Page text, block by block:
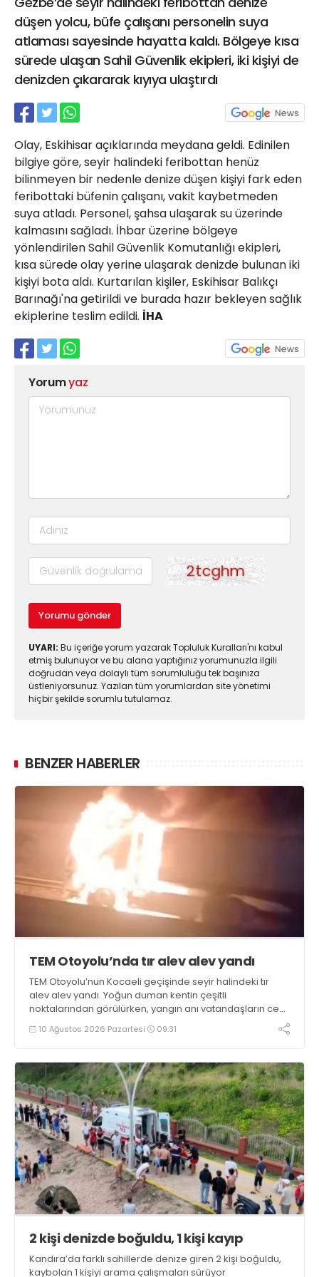
düşen yolcu, büfe çalışanı personelin suya
atlaması sayesinde hayatta kaldı. Bölgeye kısa
sürede ulaşan Sahil Güvenlik ekipleri, iki kişiyi de
denizden çıkararak kıyıya ulaştırdı
Olay, Eskihisar açıklarında meydana geldi. Edinilen
bilgiye göre, seyir halindeki feribottan henüz
bilinmeyen bir nedenle denize düşen kişiyi fark eden
feribottaki büfenin çalışanı, vakit kaybetmeden
suya atladı. Personel, şahsa ulaşarak su üzerinde
kalmasını sağladı. İhbar üzerine bölgeye
yönlendirilen Sahil Güvenlik Komutanlığı ekipleri,
kısa sürede olay yerine ulaşarak denizde bulunan iki
kişiyi bota aldı. Kurtarılan kişiler, Eskihisar Balıkçı
Barınağı'na getirildi ve burada hazır bekleyen sağlık
ekiplerine teslim edildi. İHA
Yorumyaz
Yorumu gönder
UYARI: Bu içeriğe yorum yazarak Topluluk Kuralları'nı kabul
etmiş bulunuyor ve bu alana yaptığınız yorumunuzla ilgili
doğrudan veya dolaylı tüm sorumluluğu tek başınıza
üstleniyorsunuz. Yazılan tüm yorumlardan site yönetimi
hiçbir şekilde sorumlu tutulamaz.
BENZER HABERLER
TEM Otoyolu’nda tır alev alev yandı
TEM Otoyolu’nun Kocaeli geçişinde seyir halindeki tır
alev alev yandı. Yoğun duman kentin çeşitli
noktalarından görülürken, yangın anı vatandaşların cep
telefonu kameralarına yansıdı
10 Ağustos 2026 Pazartesi 09:31
2 kişi denizde boğuldu, 1 kişi kayıp
Kandıra’da farklı sahillerde denize giren 2 kişi boğuldu,
kaybolan 1 kişiyi arama çalışmaları sürüyor
21 Gölcük
02624132333
haber@golcukpostasi.com